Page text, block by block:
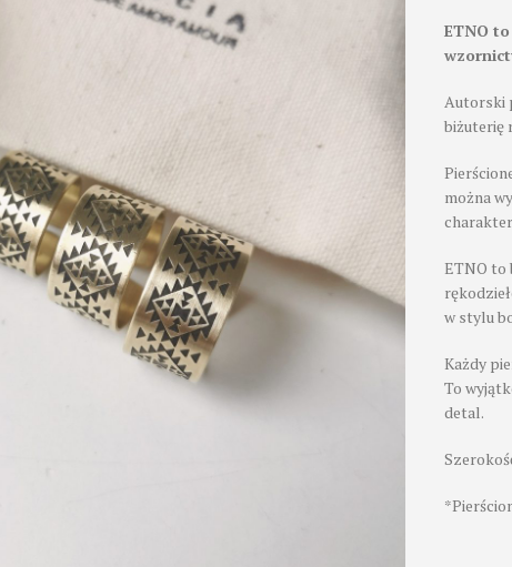
ETNO
Autorski
biżuterię
można
ETNO to
w stylu
Każdy
To
detal.